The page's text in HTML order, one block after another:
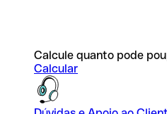
Calcule quanto pode
Calcular